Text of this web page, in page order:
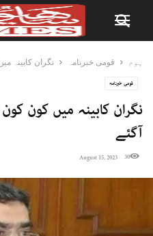
ہوم قومی خبرنامہ نگران کابینہ
قومی خبرنامہ
نگران کابینہ میں کون
آگئے
August 15, 2023 30